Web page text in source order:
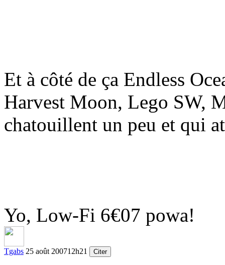
Et à côté de ça Endless
Harvest Moon, Lego SW,
chatouillent un peu et qui
Yo, Low-Fi 6€07 powa!
Tgabs 25 août 200712h21 Citer